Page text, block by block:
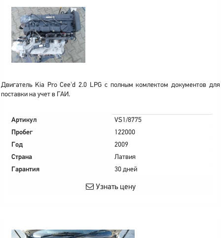
Двигатель Kia Pro Cee'd 2.0 LPG с полным комлектом документов для
поставки на учет в ГАИ.
Артикул
VS1/8775
Пробег
122000
Год
2009
Страна
Латвия
Гарантия
30 дней
Узнать цену